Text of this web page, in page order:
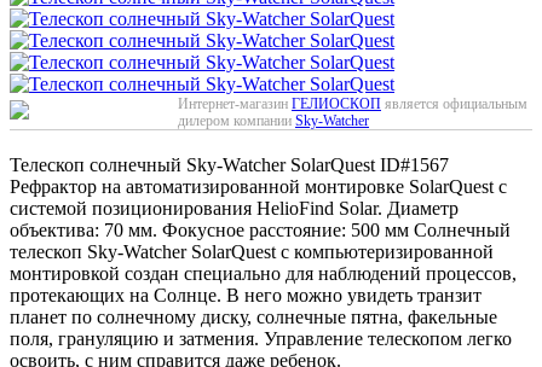
Интернет-магазин ГЕЛИОСКОП является официальным
дилером компании Sky-Watcher
Телескоп солнечный Sky-Watcher SolarQuest ID#1567
Рефрактор на автоматизированной монтировке SolarQuest с
системой позиционирования HelioFind Solar. Диаметр
объектива: 70 мм. Фокусное расстояние: 500 мм Солнечный
телескоп Sky-Watcher SolarQuest с компьютеризированной
монтировкой создан специально для наблюдений процессов,
протекающих на Солнце. В него можно увидеть транзит
планет по солнечному диску, солнечные пятна, факельные
поля, грануляцию и затмения. Управление телескопом легко
освоить, с ним справится даже ребенок.